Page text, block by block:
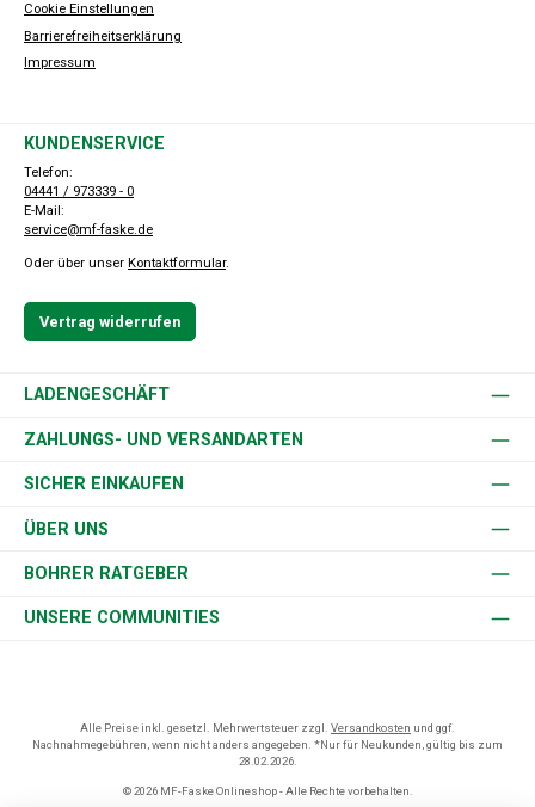
Cookie Einstellungen
Barrierefreiheitserklärung
Impressum
KUNDENSERVICE
Telefon:
04441 / 973339 - 0
E-Mail:
service@mf-faske.de
Oder über unser Kontaktformular.
Vertrag widerrufen
LADENGESCHÄFT
ZAHLUNGS- UND VERSANDARTEN
SICHER EINKAUFEN
ÜBER UNS
BOHRER RATGEBER
UNSERE COMMUNITIES
Alle Preise inkl. gesetzl. Mehrwertsteuer zzgl. Versandkosten und ggf.
Nachnahmegebühren, wenn nicht anders angegeben. *Nur für Neukunden, gültig bis zum
28.02.2026.
© 2026 MF-Faske Onlineshop - Alle Rechte vorbehalten.